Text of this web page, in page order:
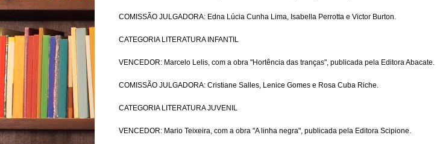
COMISSÃO JULGADORA: Edna Lúcia Cunha Lima, Isabella Perrotta e Victor Burton.
CATEGORIA LITERATURA INFANTIL
VENCEDOR: Marcelo Lelis, com a obra "Hortência das tranças", publicada pela Editora Abacate.
COMISSÃO JULGADORA: Cristiane Salles, Lenice Gomes e Rosa Cuba Riche.
CATEGORIA LITERATURA JUVENIL
VENCEDOR: Mario Teixeira, com a obra "A linha negra", publicada pela Editora Scipione.